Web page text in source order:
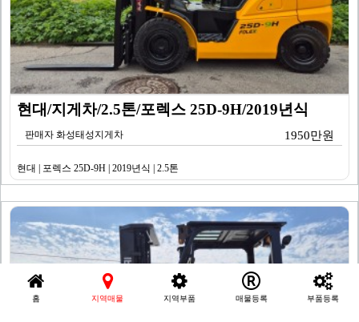
현대/지게차/2.5톤/포렉스 25D-9H/2019년식
판매자 화성태성지게차 1950만원
현대 | 포렉스 25D-9H | 2019년식 | 2.5톤
홈 지역매물 지역부품 매물등록 부품등록